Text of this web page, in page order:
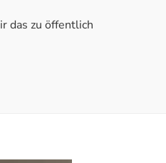
das zu öffentlich